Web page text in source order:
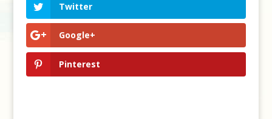
Twitter
Google+
Pinterest